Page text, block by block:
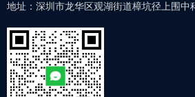
地址：深圳市龙华区观湖街道樟坑径上围中